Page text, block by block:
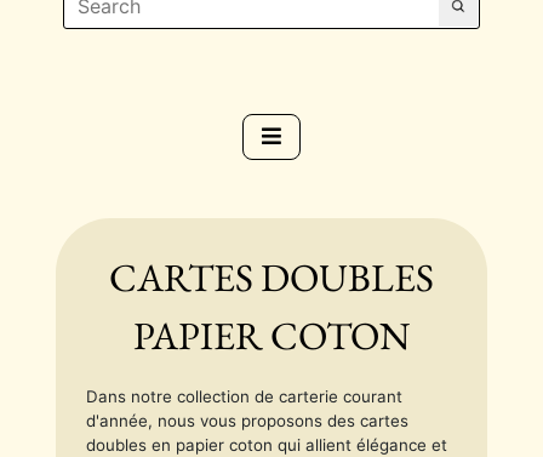
CARTES DOUBLES
PAPIER COTON
Dans notre collection de carterie courant
d'année, nous vous proposons des cartes
doubles en papier coton qui allient élégance et